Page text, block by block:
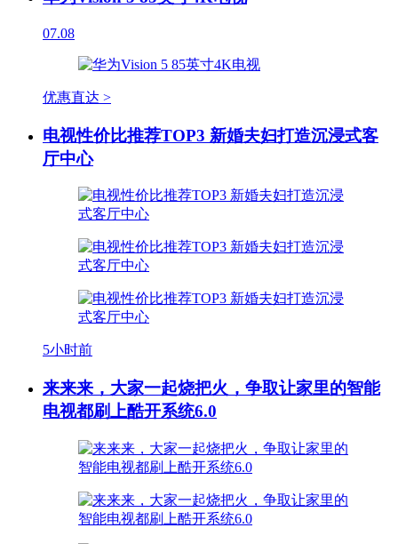
07.08
优惠直达 >
电视性价比推荐TOP3 新婚夫妇打造沉浸式客
厅中心
5小时前
来来来，大家一起烧把火，争取让家里的智能
电视都刷上酷开系统6.0